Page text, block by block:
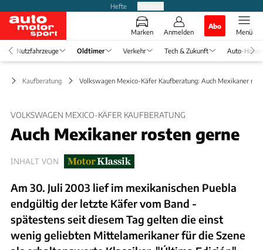
Hefte
Marken Anmelden
Abo
Menü
Nutzfahrzeuge Oldtimer Verkehr Tech & Zukunft Auto-
Kaufberatung Volkswagen Mexico-Käfer Kaufberatung: Auch Mexikaner
VOLKSWAGEN MEXICO-KÄFER KAUFBERATUNG
Auch Mexikaner rosten gerne
INHALT VON
Am 30. Juli 2003 lief im mexikanischen Puebla
endgültig der letzte Käfer vom Band -
spätestens seit diesem Tag gelten die einst
wenig geliebten Mittelamerikaner für die Szene